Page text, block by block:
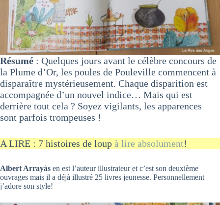
Résumé : Quelques jours avant le célèbre concours de
la Plume d’Or, les poules de Pouleville commencent à
disparaître mystérieusement. Chaque disparition est
accompagnée d’un nouvel indice… Mais qui est
derrière tout cela ? Soyez vigilants, les apparences
sont parfois trompeuses !
A LIRE : 7 histoires de loup à lire absolument!
Albert Arrayàs en est l’auteur illustrateur et c’est son deuxième
ouvrages mais il a déjà illustré 25 livres jeunesse. Personnellement
j’adore son style!